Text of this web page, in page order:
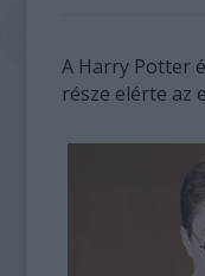
A Harry Potter
része elérte az